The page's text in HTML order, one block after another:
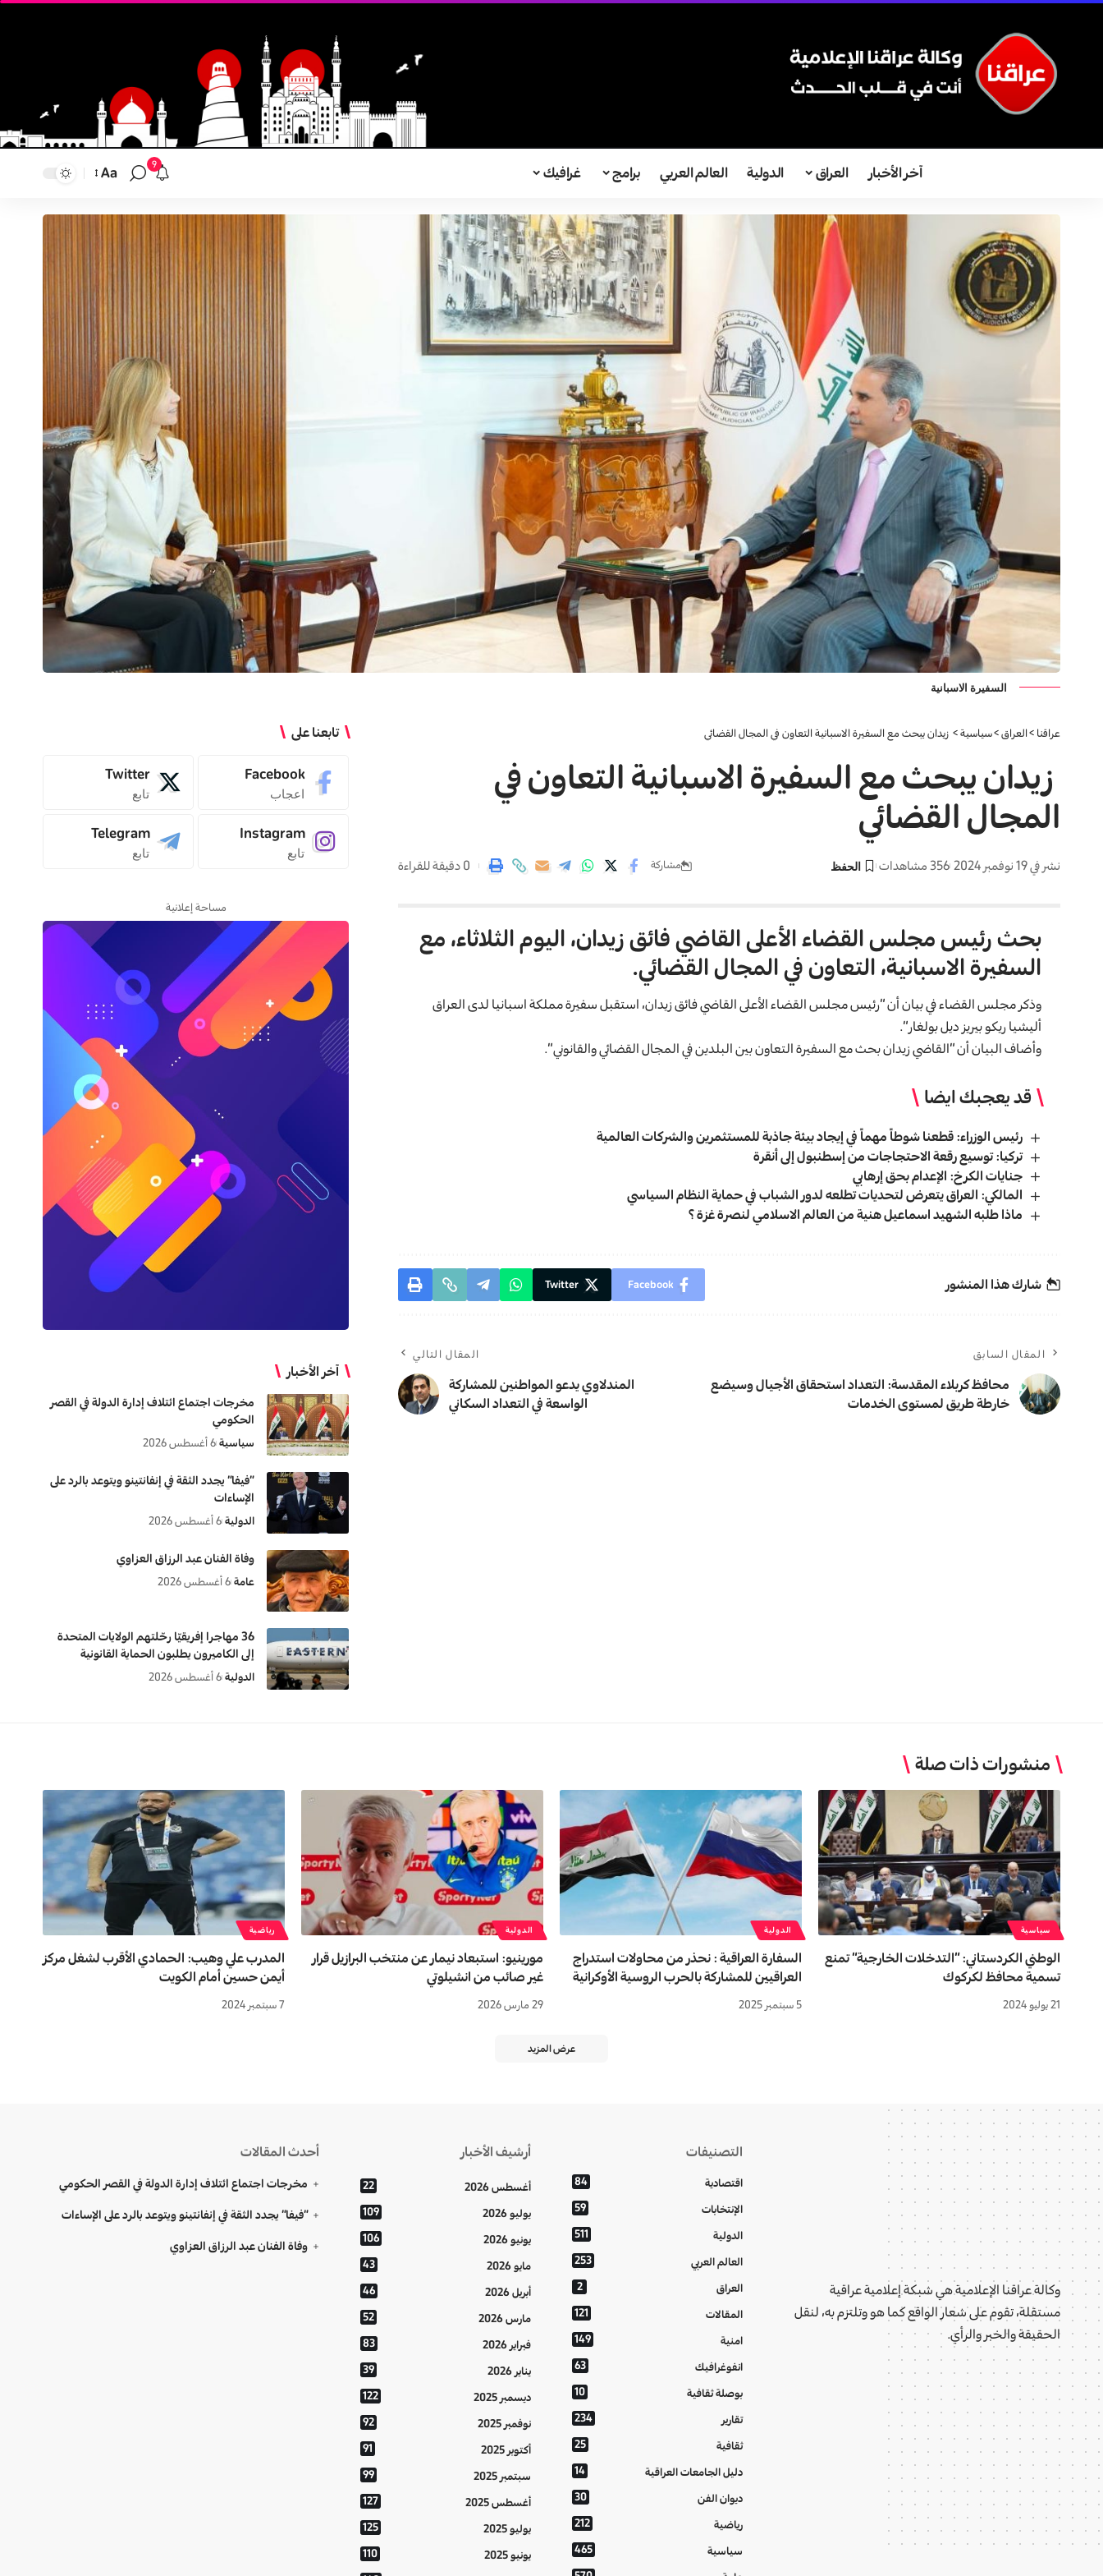
آخر الأخبار العراق الدولية العالم العربي برامج غرافيك 9
تغيير
Aa
السفيرة الاسبانية
عراقنا >العراق>سياسية> زيدان يبحث مع السفيرة الاسبانية التعاون في المجال القضائي
زيدان يبحث مع السفيرة الاسبانية التعاون في
المجال القضائي
نشر في 19 نوفمبر 2024 356 مشاهدات مشاركة 0 دقيقة للقراءة
بحث رئيس مجلس القضاء الأعلى القاضي فائق زيدان، اليوم الثلاثاء، مع
السفيرة الاسبانية، التعاون في المجال القضائي.
وذكر مجلس القضاء في بيان أن “رئيس مجلس القضاء الأعلى القاضي فائق زيدان، استقبل سفيرة مملكة اسبانيا لدى العراق
أليشيا ريكو بيريز ديل بولغار”.
وأضاف البيان أن “القاضي زيدان بحث مع السفيرة التعاون بين البلدين في المجال القضائي والقانوني”.
قد يعجبك ايضا
رئيس الوزراء: قطعنا شوطاً مهماً في إيجاد بيئة جاذبة للمستثمرين والشركات العالمية
تركيا: توسيع رقعة الاحتجاجات من إسطنبول إلى أنقرة
جنايات الكرخ: الإعدام بحق إرهابي
المالكي: العراق يتعرض لتحديات تطلعه لدور الشباب في حماية النظام السياسي
ماذا طلبه الشهيد اسماعیل هنية من العالم الاسلامي لنصرة غزة ؟
شارك هذا المنشور Facebook
Twitter
المقال السابق
محافظ كربلاء المقدسة: التعداد استحقاق الأجيال وسيضع
خارطة طريق لمستوى الخدمات
المقال التالي
المندلاوي يدعو المواطنين للمشاركة
الواسعة في التعداد السكاني
تابعنا على
Facebook
اعجاب
Twitter
تابع
Instagram
تابع
Telegram
تابع
مساحة إعلانية
آخر الأخبار
مخرجات اجتماع ائتلاف إدارة الدولة في القصر
الحكومي
سياسية 6 أغسطس 2026
“فيفا” يجدد الثقة في إنفانتينو ويتوعد بالرد على
الإساءات
الدولية 6 أغسطس 2026
وفاة الفنان عبد الرزاق العزاوي
عامة 6 أغسطس 2026
36 مهاجرا إفريقيّا رحّلتهم الولايات المتحدة
إلى الكاميرون يطلبون الحماية القانونية
الدولية 6 أغسطس 2026
منشورات ذات صلة
سياسية
الوطني الكردستاني: “التدخلات الخارجية” تمنع
تسمية محافظ لكركوك
21 يوليو 2024
الدولية
السفارة العراقية : نحذر من محاولات استدراج
العراقيين للمشاركة بالحرب الروسية الأوكرانية
5 سبتمبر 2025
الدولية
مورينيو: استبعاد نيمار عن منتخب البرازيل قرار
غير صائب من انشيلوتي
29 مارس 2026
رياضية
المدرب علي وهيب: الحمادي الأقرب لشغل مركز
أيمن حسين أمام الكويت
7 سبتمبر 2024
عرض المزيد
وكالة عراقنا الإعلامية هي شبكة إعلامية عراقية
مستقلة، تقوم على شعار الواقع كما هو وتلتزم به، لنقل
الحقيقة والخبر والرأي.
التصنيفات
اقتصادية 84
الإنتخابات 59
الدولية 511
العالم العربي 253
العراق 2
المقالات 121
امنية 149
انفوغرافيك 63
بوصلة ثقافية 10
تقارير 234
ثقافية 25
دليل الجامعات العراقية 14
ديوان الفن 30
رياضية 212
سياسية 465
أرشيف الأخبار
أغسطس 2026 22
يوليو 2026 109
يونيو 2026 106
مايو 2026 43
أبريل 2026 46
مارس 2026 52
فبراير 2026 83
يناير 2026 39
ديسمبر 2025 122
نوفمبر 2025 92
أكتوبر 2025 91
سبتمبر 2025 99
أغسطس 2025 127
يوليو 2025 125
يونيو 2025 110
أحدث المقالات
مخرجات اجتماع ائتلاف إدارة الدولة في القصر الحكومي
“فيفا” يجدد الثقة في إنفانتينو ويتوعد بالرد على الإساءات
وفاة الفنان عبد الرزاق العزاوي